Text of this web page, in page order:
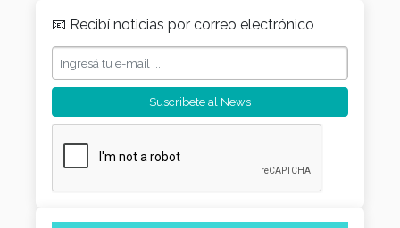
📧 Recibí noticias por correo electrónico